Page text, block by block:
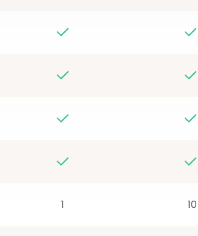
1 10